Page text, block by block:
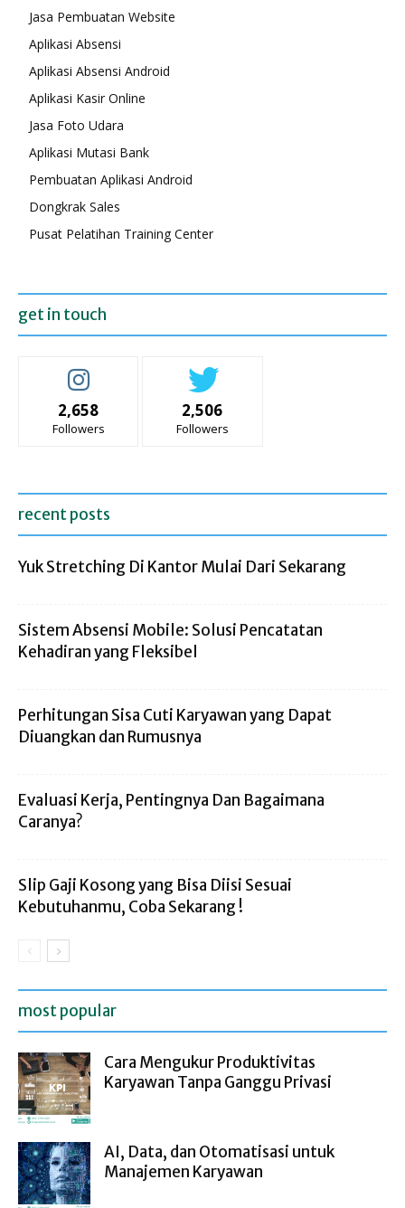
Jasa Pembuatan Website
Aplikasi Absensi
Aplikasi Absensi Android
Aplikasi Kasir Online
Jasa Foto Udara
Aplikasi Mutasi Bank
Pembuatan Aplikasi Android
Dongkrak Sales
Pusat Pelatihan Training Center
get in touch
2,658
Followers
2,506
Followers
recent posts
Yuk Stretching Di Kantor Mulai Dari Sekarang
Sistem Absensi Mobile: Solusi Pencatatan
Kehadiran yang Fleksibel
Perhitungan Sisa Cuti Karyawan yang Dapat
Diuangkan dan Rumusnya
Evaluasi Kerja, Pentingnya Dan Bagaimana
Caranya?
Slip Gaji Kosong yang Bisa Diisi Sesuai
Kebutuhanmu, Coba Sekarang !
most popular
Cara Mengukur Produktivitas
Karyawan Tanpa Ganggu Privasi
AI, Data, dan Otomatisasi untuk
Manajemen Karyawan